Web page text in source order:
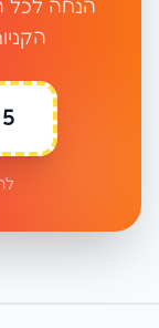
הנחה לכל